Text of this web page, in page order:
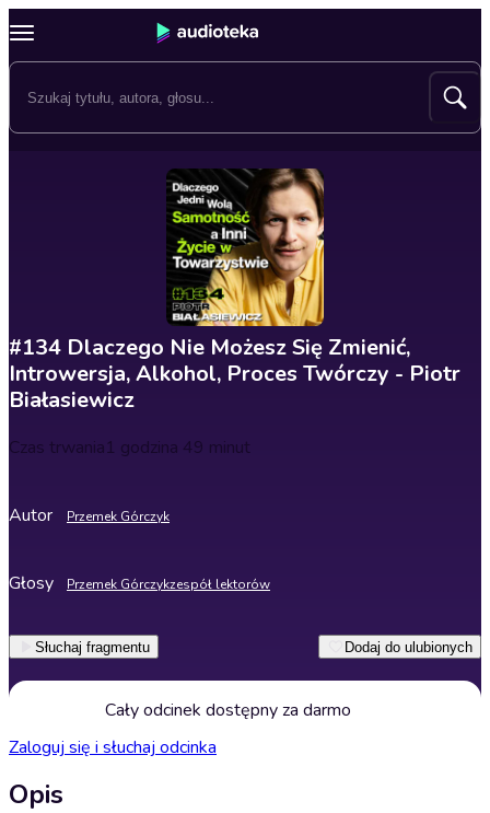
#134 Dlaczego Nie Możesz Się Zmienić,
Introwersja, Alkohol, Proces Twórczy - Piotr
Białasiewicz
Czas trwania1 godzina 49 minut
Autor Przemek Górczyk
Głosy Przemek Górczykzespół lektorów
Słuchaj fragmentu Dodaj do ulubionych
Cały odcinek dostępny za darmo
Zaloguj się i słuchaj odcinka
Opis